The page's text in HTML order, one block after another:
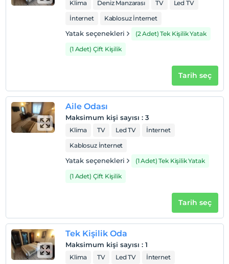
Klima Deniz Manzarası TV
Led TV
İnternet
Kablosuz İnternet
Yatak seçenekleri
(2 Adet) Tek Kişilik Yatak
(1 Adet) Çift Kişilik
Tarih seç
Aile Odası
Maksimum kişi sayısı : 3
Klima TV Led TV
İnternet
Kablosuz İnternet
Yatak seçenekleri
(1 Adet) Tek Kişilik Yatak
(1 Adet) Çift Kişilik
Tarih seç
Tek Kişilik Oda
Maksimum kişi sayısı : 1
Klima TV Led TV
İnternet